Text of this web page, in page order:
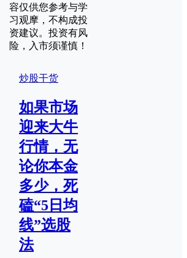
容仅供您参考与学
习观摩，不构成投
资建议。投资有风
险，入市须谨慎！
炒股干货
如果市场
迎来大牛
行情，无
论你本金
多少，死
磕“5日均
线”选股
法